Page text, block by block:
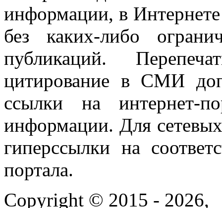
информации, в
без каких-либо
публикаций.
цитирование в СМИ
ссылки на интернет-
информации. Для
гиперссылки на
портала.
Copyright © 2015 - 2026,